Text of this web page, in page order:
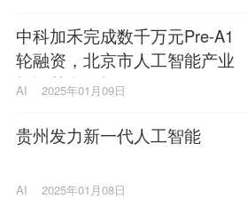
中科加禾完成数千万元Pre-A1
轮融资，北京市人工智能产业
投资基金领投
AI 2025年01月09日
贵州发力新一代人工智能
AI 2025年01月08日